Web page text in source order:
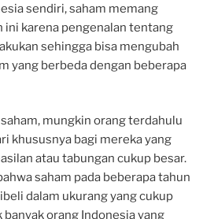
sendiri, saham memang
ini karena pengenalan tentang
sehingga bisa mengubah
yang berbeda dengan beberapa
mungkin orang terdahulu
khususnya bagi mereka yang
atau tabungan cukup besar.
saham pada beberapa tahun
dalam ukurang yang cukup
orang Indonesia yang